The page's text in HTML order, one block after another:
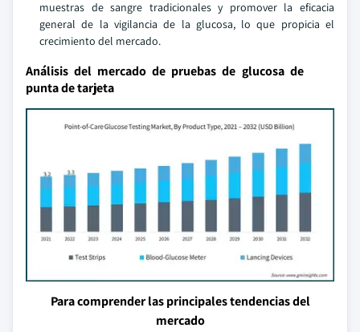
muestras de sangre tradicionales y promover la eficacia
general de la vigilancia de la glucosa, lo que propicia el
crecimiento del mercado.
Análisis del mercado de pruebas de glucosa de
punta de tarjeta
Para comprender las principales tendencias del
mercado